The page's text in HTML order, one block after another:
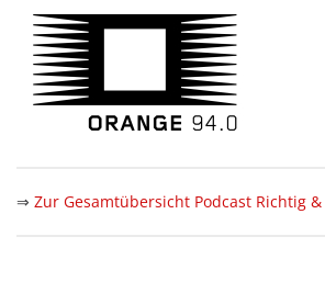
⇒ Zur Gesamtübersicht Podcast Richtig &